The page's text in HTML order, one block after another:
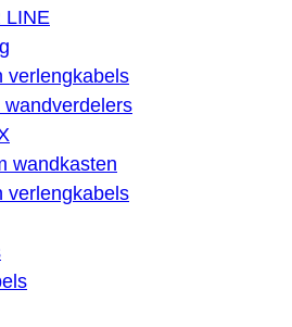
LINE
verlengkabels
wandverdelers
wandkasten
verlengkabels